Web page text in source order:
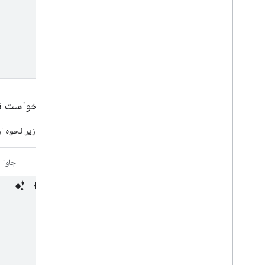
درخواست
قطعه کد زیر
جاوا